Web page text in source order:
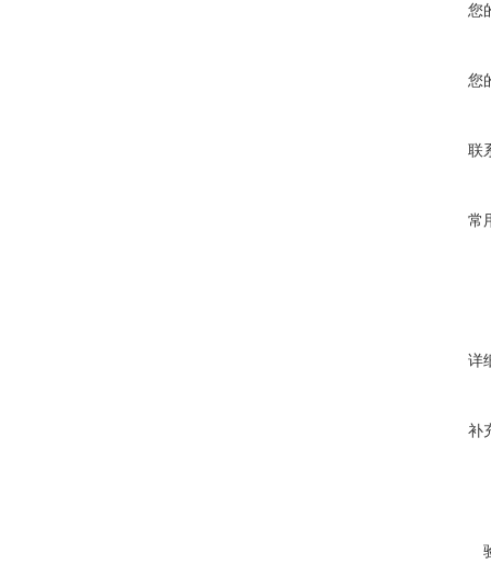
您
您
联
常
详
补